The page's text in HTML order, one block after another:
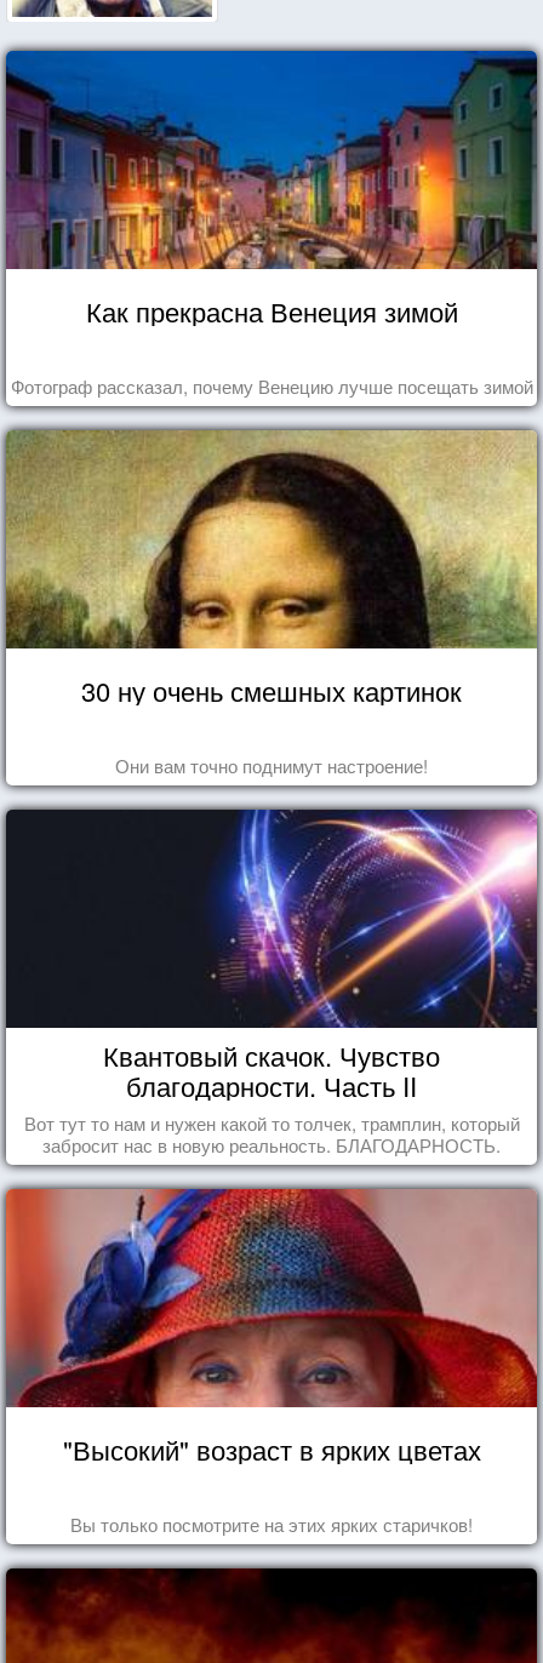
Как прекрасна Венеция зимой
Фотограф рассказал, почему Венецию лучше посещать зимой
30 ну очень смешных картинок
Они вам точно поднимут настроение!
Квантовый скачок. Чувство
благодарности. Часть II
Вот тут то нам и нужен какой то толчек, трамплин, который
забросит нас в новую реальность. БЛАГОДАРНОСТЬ.
"Высокий" возраст в ярких цветах
Вы только посмотрите на этих ярких старичков!